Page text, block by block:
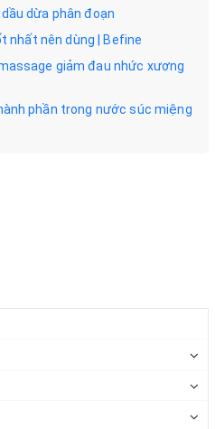
dừa phân đoạn
nhất nên dùng | Befine
giảm đau nhức xương
phần trong nước súc miệng